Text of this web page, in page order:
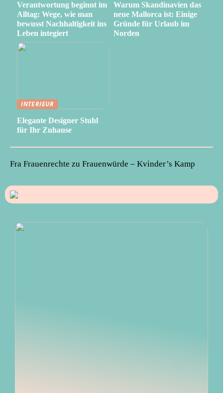
Verantwortung beginnt im
Alltag: Wege, wie man
bewusst Nachhaltigkeit ins
Leben integiert
Warum Skandinavien das
neue Mallorca ist: Einige
Gründe für Urlaub im
Norden
INTERIEUR
Elegante Designer Stuhl
für Ihr Zuhause
Fra Frauenrechte zu Frauenwürde – Kvinder’s Kamp